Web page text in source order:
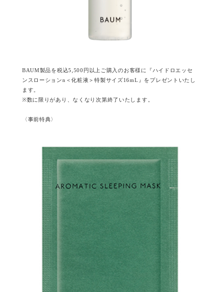
BAUM製品を税込5,500円以上ご購入のお客様に『ハイドロエッセ
ンスローションn＜化粧液＞特製サイズ16mL』をプレゼントいたし
ます。
※数に限りがあり、なくなり次第終了いたします。
〈事前特典〉